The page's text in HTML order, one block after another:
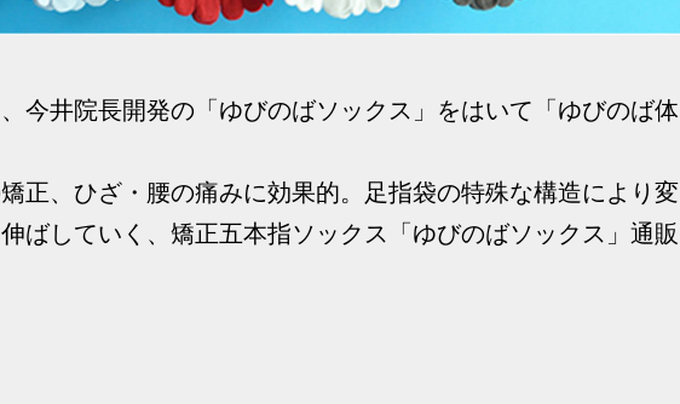
今井院長開発の「ゆびのばソックス」をはいて「ゆびのば体
正、ひざ・腰の痛みに効果的。足指袋の特殊な構造により変
ばしていく、矯正五本指ソックス「ゆびのばソックス」通販